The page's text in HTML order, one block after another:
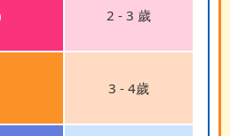
2 - 3 歲
3 - 4歲